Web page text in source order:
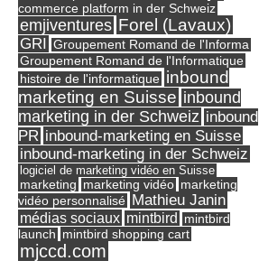
commerce platform in der Schweiz
emjiventures Forel (Lavaux)
GRI Groupement Romand de l'Informa
Groupement Romand de l'Informatique
histoire de l'informatique inbound
marketing en Suisse inbound
marketing in der Schweiz inbound
PR inbound-marketing en Suisse
inbound-marketing in der Schweiz
logiciel de marketing vidéo en Suisse
marketing marketing vidéo marketing
vidéo personnalisé Mathieu Janin
médias sociaux mintbird
mintbird
launch mintbird shopping cart
mjccd.com